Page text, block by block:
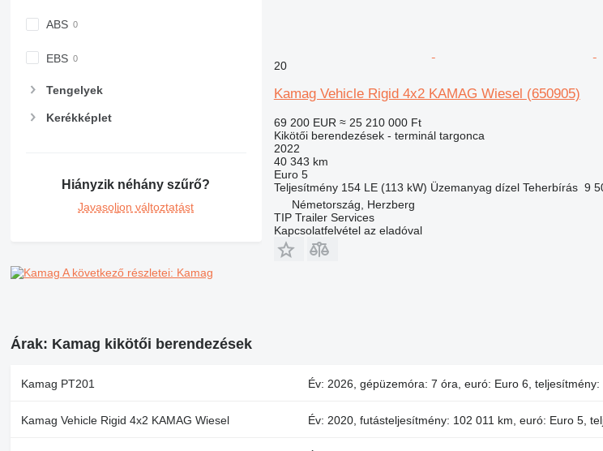
ABS
EBS
Tengelyek
Kerékképlet
Hiányzik néhány szűrő?
Javasoljon változtatást
A következő részletei: Kamag
20
Kamag Vehicle Rigid 4x2 KAMAG Wiesel (650905)
69 200 EUR ≈ 25 210 000 Ft
Kikötői berendezések - terminál targonca
2022
40 343 km
Euro 5
Teljesítmény 154 LE (113 kW) Üzemanyag dízel Teherbírás 9
Németország, Herzberg
TIP Trailer Services
Kapcsolatfelvétel az eladóval
Árak: Kamag kikötői berendezések
Kamag PT201 Év: 2026, gépüzemóra: 7 óra, euró: Euro 6,
Kamag Vehicle Rigid 4x2 KAMAG Wiesel Év: 2020, futásteljesítmény: 102 011 km, euró: Euro 5,